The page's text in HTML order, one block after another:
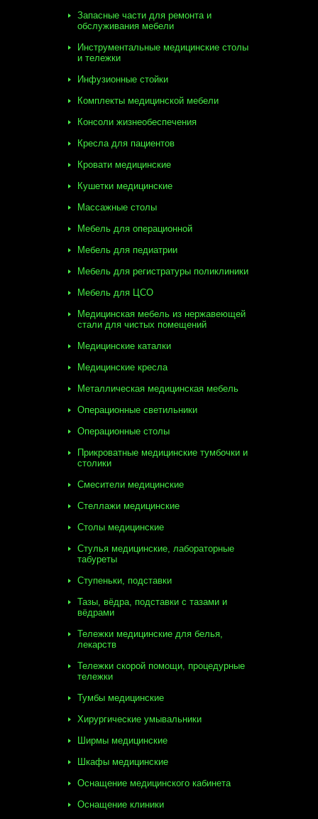
Запасные части для ремонта и
обслуживания мебели
Инструментальные медицинские столы
и тележки
Инфузионные стойки
Комплекты медицинской мебели
Консоли жизнеобеспечения
Кресла для пациентов
Кровати медицинские
Кушетки медицинские
Массажные столы
Мебель для операционной
Мебель для педиатрии
Мебель для регистратуры поликлиники
Мебель для ЦСО
Медицинская мебель из нержавеющей
стали для чистых помещений
Медицинские каталки
Медицинские кресла
Металлическая медицинская мебель
Операционные светильники
Операционные столы
Прикроватные медицинские тумбочки и
столики
Смесители медицинские
Стеллажи медицинские
Столы медицинские
Стулья медицинские, лабораторные
табуреты
Ступеньки, подставки
Тазы, вёдра, подставки с тазами и
вёдрами
Тележки медицинские для белья,
лекарств
Тележки скорой помощи, процедурные
тележки
Тумбы медицинские
Хирургические умывальники
Ширмы медицинские
Шкафы медицинские
Оснащение медицинского кабинета
Оснащение клиники